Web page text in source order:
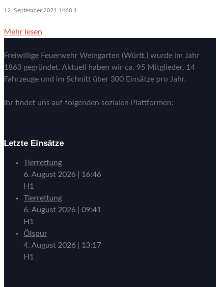
12. September 2021 1460 1
Mehr lesen
Freiwillige Feuerwehr Weingarten (Württ.) wurde im Jahr
1863 gegründet. Aktuell haben wir ca. 95 Mitglieder, 14
Fahrzeuge und im Schnitt über 300 Einsätze pro Jahr.
Ihr findet uns auf folgenden sozialen Plattformen:
Letzte Einsätze
Tierrettung
6. August 2026
16:46
H1
Tierrettung
6. August 2026
09:41
H1
Ölspur
4. August 2026
13:17
H1